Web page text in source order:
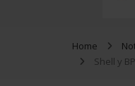
Home
Shell y